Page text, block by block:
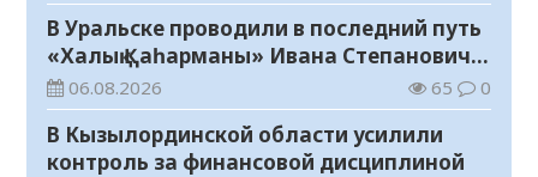
В Уральске проводили в последний путь
«Халық Қаһарманы» Ивана Степановича
Гапича
06.08.2026 65 0
В Кызылординской области усилили
контроль за финансовой дисциплиной